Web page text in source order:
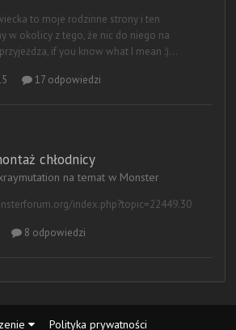
to moje rodzinne strony i ten
w okolicy z tego, że nic do niego na
if you know what I mean :)...
17 odpowiedzi
chłodnicy
na temat w Monster
index.php?topic=22449.30
8 odpowiedzi
Polityka prywatności